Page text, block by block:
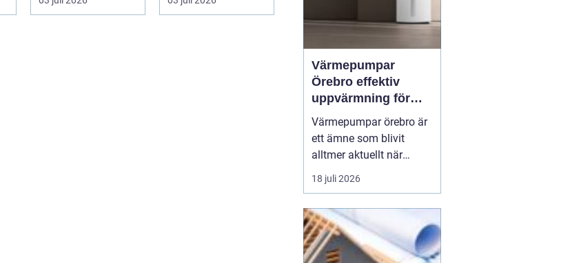
Värmepumpar
Örebro effektiv
uppvärmning för
hus och fastigheter
Värmepumpar örebro är
ett ämne som blivit
alltmer aktuellt när
energipriser stiger och
fler vill sänka sina
samtidigt som
klimatpåverkan minskar.
Många villaägare och
18 juli 2026